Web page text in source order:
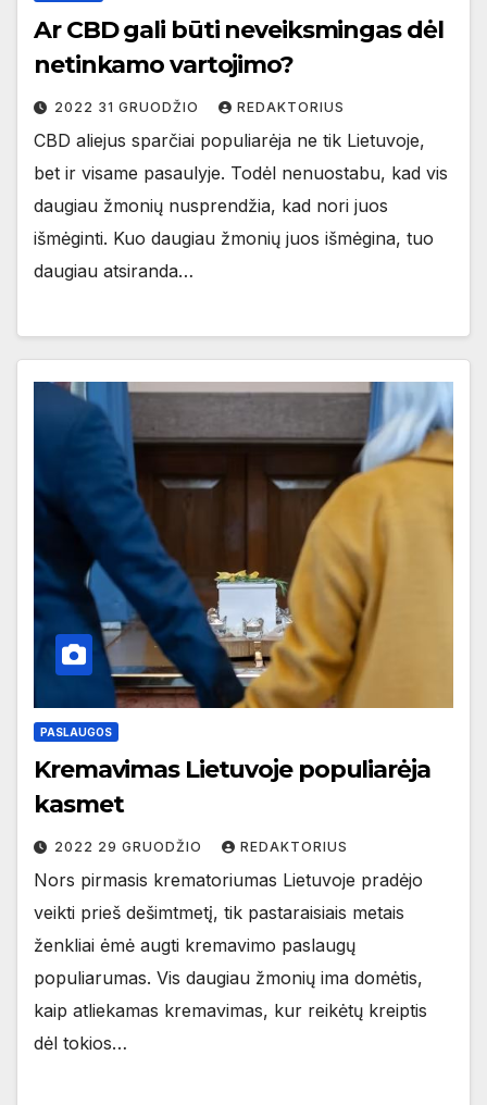
Ar CBD gali būti neveiksmingas dėl
netinkamo vartojimo?
2022 31 GRUODŽIO REDAKTORIUS
CBD aliejus sparčiai populiarėja ne tik Lietuvoje,
bet ir visame pasaulyje. Todėl nenuostabu, kad vis
daugiau žmonių nusprendžia, kad nori juos
išmėginti. Kuo daugiau žmonių juos išmėgina, tuo
daugiau atsiranda…
PASLAUGOS
Kremavimas Lietuvoje populiarėja
kasmet
2022 29 GRUODŽIO REDAKTORIUS
Nors pirmasis krematoriumas Lietuvoje pradėjo
veikti prieš dešimtmetį, tik pastaraisiais metais
ženkliai ėmė augti kremavimo paslaugų
populiarumas. Vis daugiau žmonių ima domėtis,
kaip atliekamas kremavimas, kur reikėtų kreiptis
dėl tokios…